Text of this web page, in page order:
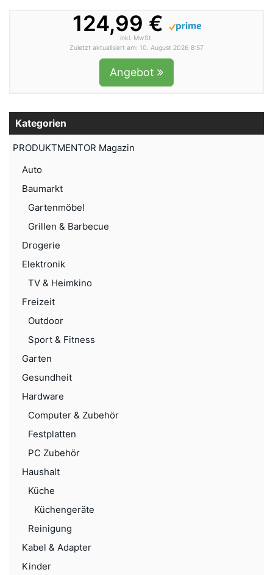
124,99 €
inkl. MwSt.
Zuletzt aktualisiert am: 10. August 2026 8:57
Angebot
Kategorien
PRODUKTMENTOR Magazin
Auto
Baumarkt
Gartenmöbel
Grillen & Barbecue
Drogerie
Elektronik
TV & Heimkino
Freizeit
Outdoor
Sport & Fitness
Garten
Gesundheit
Hardware
Computer & Zubehör
Festplatten
PC Zubehör
Haushalt
Küche
Küchengeräte
Reinigung
Kabel & Adapter
Kinder